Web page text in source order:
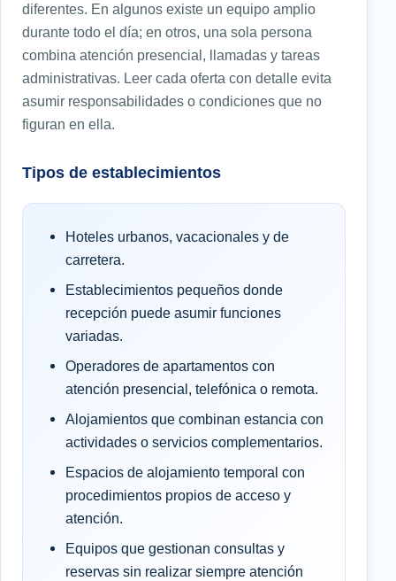
diferentes. En algunos existe un equipo amplio
durante todo el día; en otros, una sola persona
combina atención presencial, llamadas y tareas
administrativas. Leer cada oferta con detalle evita
asumir responsabilidades o condiciones que no
figuran en ella.
Tipos de establecimientos
Hoteles urbanos, vacacionales y de
carretera.
Establecimientos pequeños donde
recepción puede asumir funciones
variadas.
Operadores de apartamentos con
atención presencial, telefónica o remota.
Alojamientos que combinan estancia con
actividades o servicios complementarios.
Espacios de alojamiento temporal con
procedimientos propios de acceso y
atención.
Equipos que gestionan consultas y
reservas sin realizar siempre atención